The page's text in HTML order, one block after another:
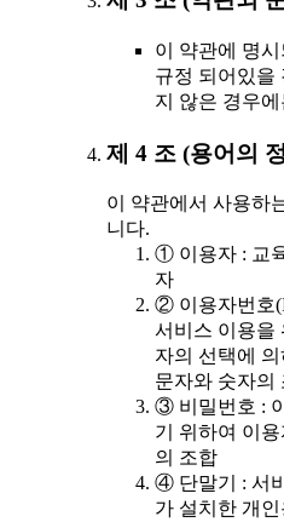
이 약관에 명
규정 되어있을
지 않은 경우
제 4 조 (용어의
이 약관에서 사용하
니다.
① 이용자 : 교
자
② 이용자번호
서비스 이용을
자의 선택에
문자와 숫자의
③ 비밀번호 :
기 위하여 이
의 조합
④ 단말기 : 서
가 설치한 개인